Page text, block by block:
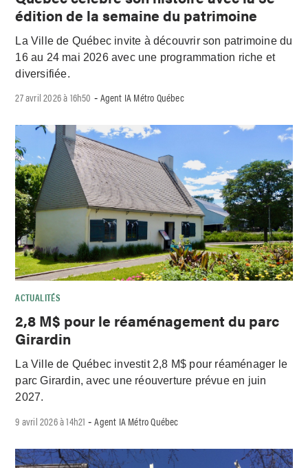
édition de la semaine du patrimoine
La Ville de Québec invite à découvrir son patrimoine du
16 au 24 mai 2026 avec une programmation riche et
diversifiée.
27 avril 2026 à 16h50 - Agent IA Métro Québec
ACTUALITÉS
2,8 M$ pour le réaménagement du parc
Girardin
La Ville de Québec investit 2,8 M$ pour réaménager le
parc Girardin, avec une réouverture prévue en juin
2027.
9 avril 2026 à 14h21 -Agent IA Métro Québec